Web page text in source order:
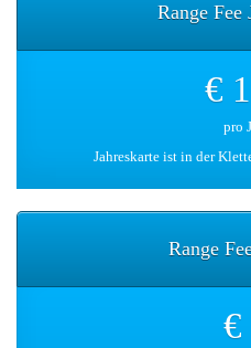
Range Fee
€
pro
Jahreskarte ist in der
Range
€